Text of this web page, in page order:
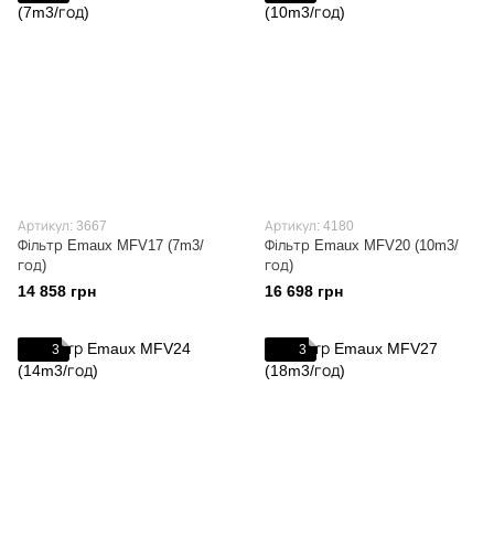
Артикул: 3667
Фільтр Emaux MFV17 (7m3/
год)
14 858 грн
Артикул: 4180
Фільтр Emaux MFV20 (10m3/
год)
16 698 грн
3 3